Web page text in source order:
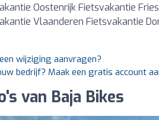
Oostenrijk Fietsvakantie
Vlaanderen Fietsvakantie
wijziging aanvragen?
bedrijf? Maak een gratis account
van Baja Bikes